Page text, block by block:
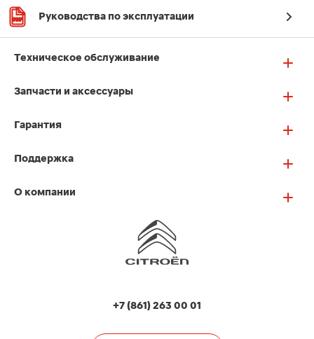
Руководства по эксплуатации
Техническое обслуживание
Запчасти и аксессуары
Гарантия
Поддержка
О компании
+7 (861) 263 00 01